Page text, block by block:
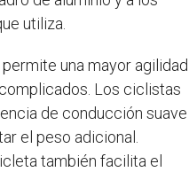
utiliza.
una mayor agilidad
Los ciclistas
de conducción suave
el peso adicional.
también facilita el